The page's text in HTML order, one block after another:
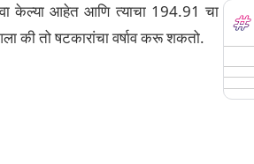
केल्या आहेत आणि त्याचा 194.91 चा
की तो षटकारांचा वर्षाव करू शकतो.